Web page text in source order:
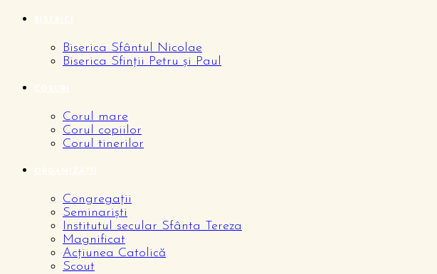
Biserica Sfântul Nicolae
Biserica Sfinții Petru și Paul
Corul mare
Corul copiilor
Corul tinerilor
Congregații
Seminariști
Institutul secular Sfânta Tereza
Magnificat
Acțiunea Catolică
Scout